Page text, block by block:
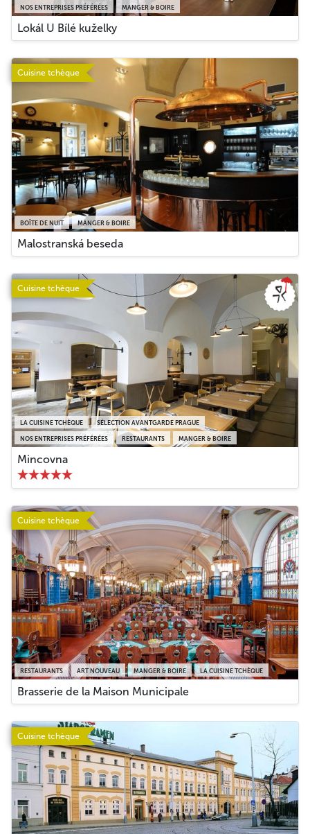
NOS ENTREPRISES PRÉFÉRÉES MANGER & BOIRE
Lokál U Bílé kuželky
Cuisine tchèque
BOÎTE DE NUIT MANGER & BOIRE
Malostranská beseda
Cuisine tchèque
NOS ENTREPRISES PRÉFÉRÉES RESTAURANTS MANGER & BOIRE
LA CUISINE TCHÈQUE SÉLECTION AVANTGARDE PRAGUE
Mincovna
Cuisine tchèque
RESTAURANTS ART NOUVEAU MANGER & BOIRE LA CUISINE TCHÈQUE
Brasserie de la Maison Municipale
Cuisine tchèque